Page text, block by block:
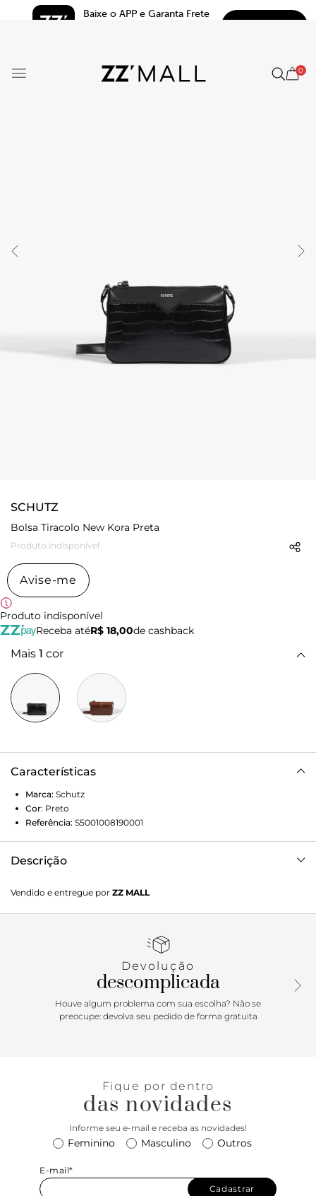
Baixe o APP e Garanta Frete
0
SCHUTZ
Bolsa Tiracolo New Kora Preta
Produto indisponível
Avise-me
Produto indisponível
Receba atéR$ 18,00de cashback
Mais 1 cor
Características
Marca: Schutz
Cor: Preto
Referência: S5001008190001
Descrição
tiracolo preta é puro charme e sofisticação! Com elegante
construção estruturada, ela se destaca por seu mix de
garante praticidade e segurança, enquanto a alça longa
Perfeita para quem busca um acessório versátil para looks
estilosos e sofisticados! Comprimento da alça: 55cm |
Largura alça: 1,5cm
Vendido e entregue por ZZ MALL
Devolução
descomplicada
Houve algum problema com sua escolha? Não se
preocupe: devolva seu pedido de forma gratuita
Fique por dentro
das novidades
Informe seu e-mail e receba as novidades!
Feminino Masculino Outros
E-mail*
Cadastrar